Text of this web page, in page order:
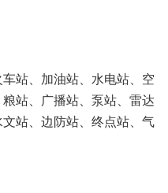
站、加油站、水电站、空
站、广播站、泵站、雷达
站、边防站、终点站、气